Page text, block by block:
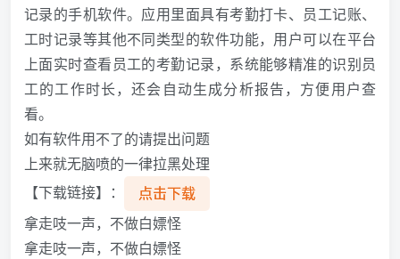
记录的手机软件。应用里面具有考勤打卡、员工记账、
工时记录等其他不同类型的软件功能，用户可以在平台
上面实时查看员工的考勤记录，系统能够精准的识别员
工的工作时长，还会自动生成分析报告，方便用户查
看。
如有软件用不了的请提出问题
上来就无脑喷的一律拉黑处理
【下载链接】：
点击下载
拿走吱一声，不做白嫖怪️️️
拿走吱一声，不做白嫖怪️️️